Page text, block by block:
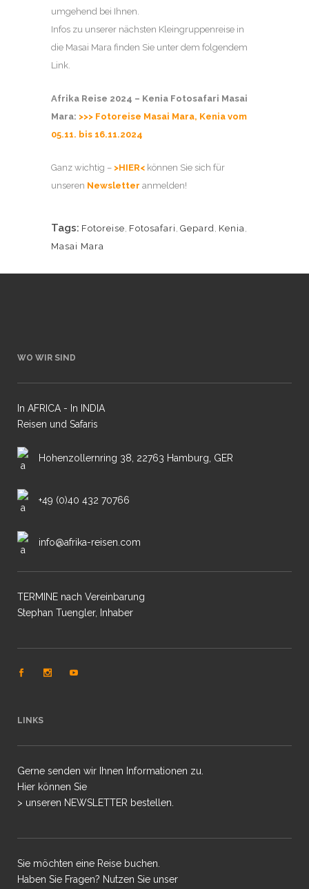
umgehend bei Ihnen.
Infos zu unserer nächsten Kleingruppenreise in
die Masai Mara finden Sie unter dem folgendem
Link.
Afrika Reise 2024 – Kenia Fotosafari Masai
Mara: >>> Fotoreise Masai Mara, Kenia vom
05.11. bis 16.11.2024
Ganz wichtig – >HIER< können Sie sich für
unseren Newsletter anmelden!
Tags: Fotoreise, Fotosafari , Gepard, Kenia,
Masai Mara
WO WIR SIND
In AFRICA - In INDIA
Reisen und Safaris
Hohenzollernring 38, 22763 Hamburg, GER
+49 (0)40 432 70766
info@afrika-reisen.com
TERMINE nach Vereinbarung
Stephan Tuengler, Inhaber
LINKS
Gerne senden wir Ihnen Informationen zu.
Hier können Sie
> unseren NEWSLETTER bestellen.
Sie möchten eine Reise buchen.
Haben Sie Fragen? Nutzen Sie unser